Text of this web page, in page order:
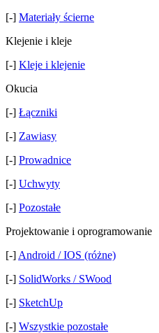
[-] Materiały ścierne
Klejenie i kleje
[-] Kleje i klejenie
Okucia
[-] Łączniki
[-] Zawiasy
[-] Prowadnice
[-] Uchwyty
[-] Pozostałe
Projektowanie i oprogramowanie
[-] Android / IOS (różne)
[-] SolidWorks / SWood
[-] SketchUp
[-] Wszystkie pozostałe